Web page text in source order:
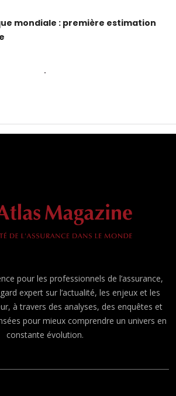
mondiale : première estimation
pour les professionnels de l’assurance,
expert sur l’actualité, les enjeux et les
à travers des analyses, des enquêtes et
pour mieux comprendre un univers en
constante évolution.